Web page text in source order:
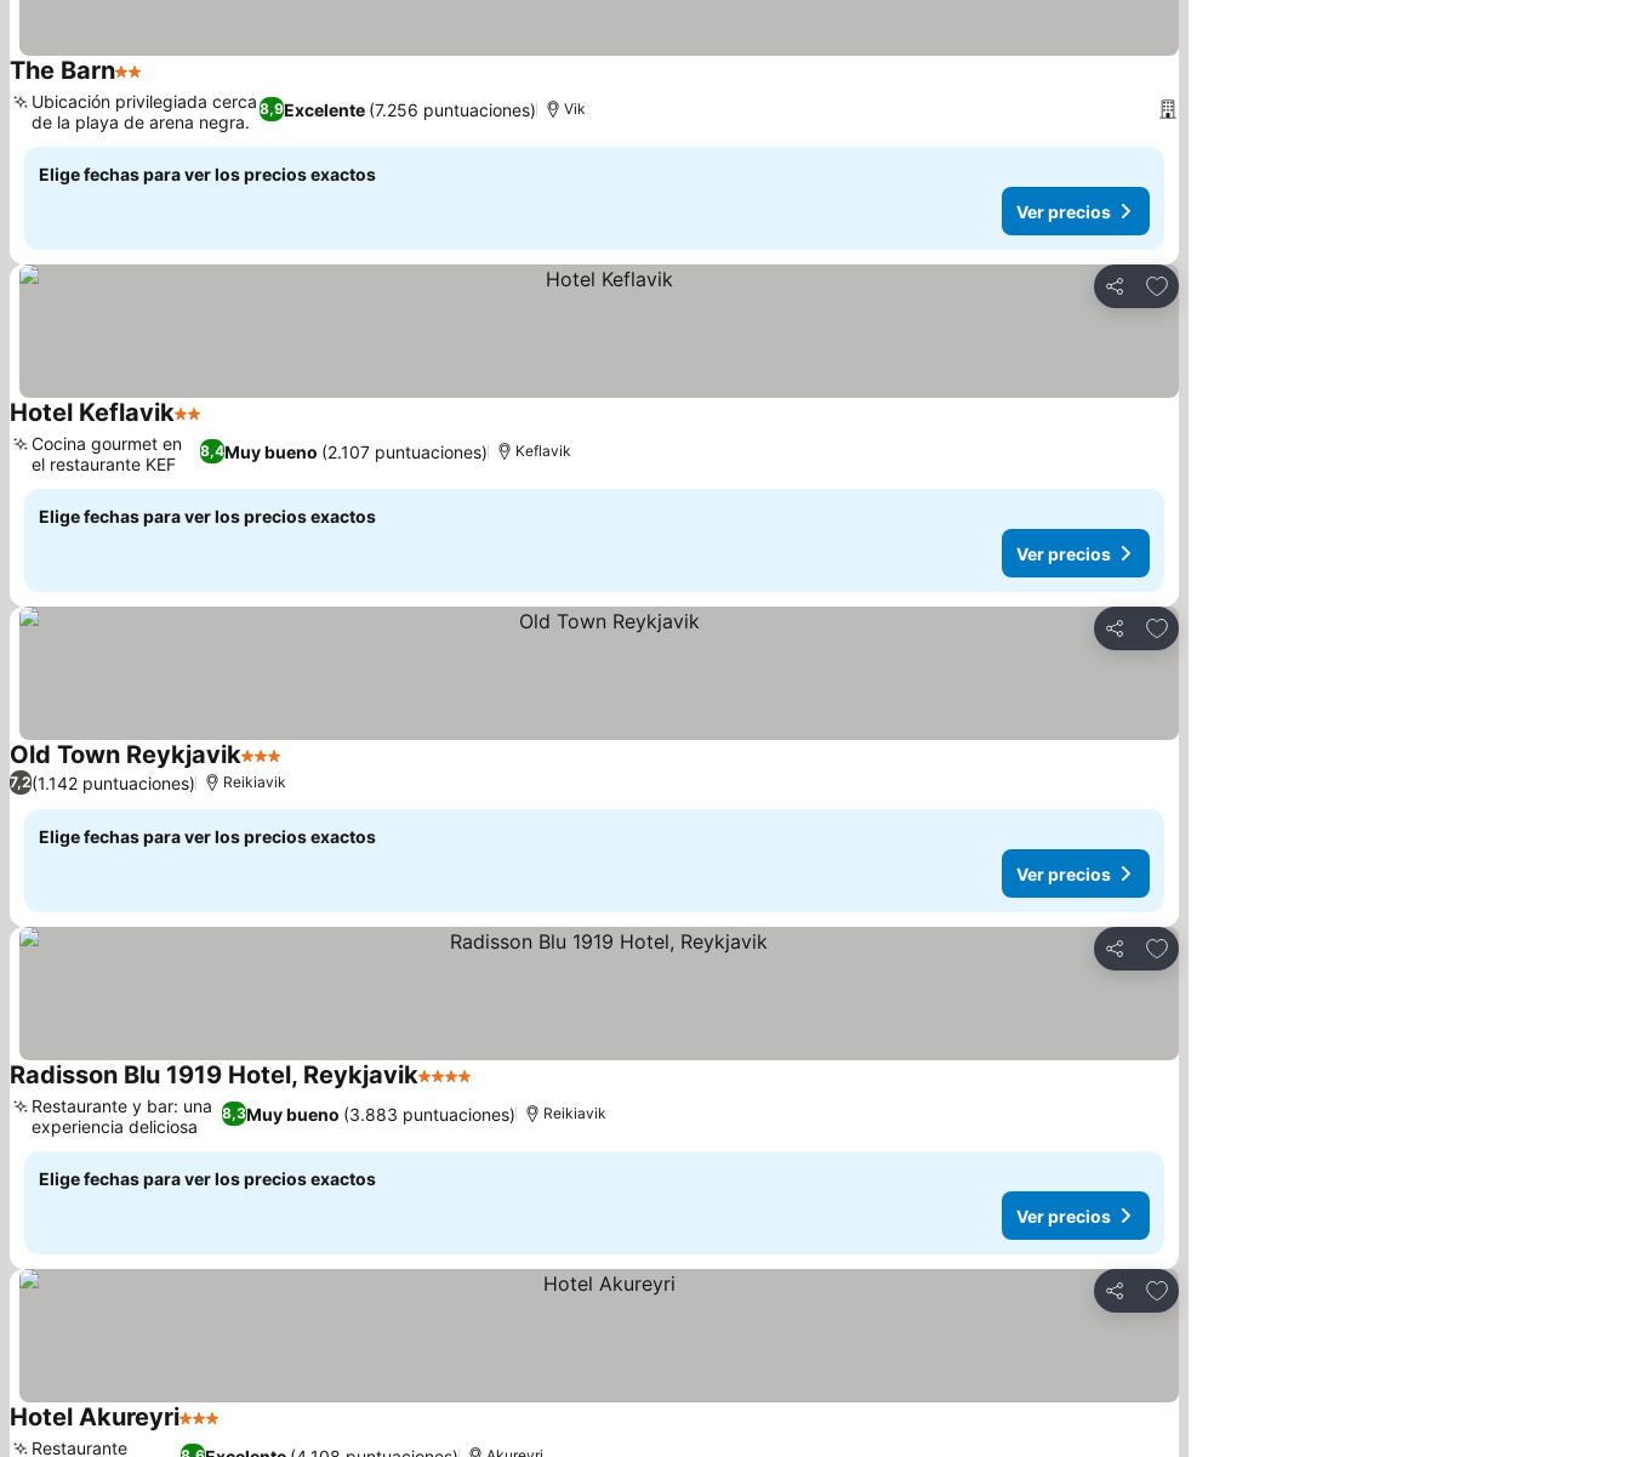
The Barn2 Estrellas
8,9Excelente (7.256 puntuaciones)
Ubicación privilegiada cerca
de la playa de arena negra.
Vik
Elige fechas para ver los precios exactos
Ver precios
Compartir
Agregar a favoritos
Hotel Keflavik2 Estrellas
8,4Muy bueno (2.107 puntuaciones)
Cocina gourmet en
el restaurante KEF
Keflavik
Elige fechas para ver los precios exactos
Ver precios
Compartir
Agregar a favoritos
Old Town Reykjavik3 Estrellas
7,2(1.142 puntuaciones) Reikiavik
Elige fechas para ver los precios exactos
Ver precios
Compartir
Agregar a favoritos
Radisson Blu 1919 Hotel, Reykjavik4 Estrellas
8,3Muy bueno (3.883 puntuaciones)
Restaurante y bar: una
experiencia deliciosa
Reikiavik
Elige fechas para ver los precios exactos
Ver precios
Compartir
Agregar a favoritos
Hotel Akureyri3 Estrellas
Restaurante